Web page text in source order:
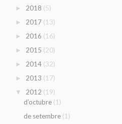
► 2018 (5)
► 2017 (13)
► 2016 (16)
► 2015 (20)
► 2014 (32)
► 2013 (17)
▼ 2012 (19)
d’octubre (1)
de setembre (1)